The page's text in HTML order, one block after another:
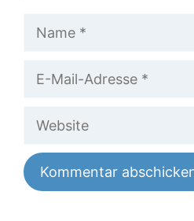
Name
E-
Adresse
Website